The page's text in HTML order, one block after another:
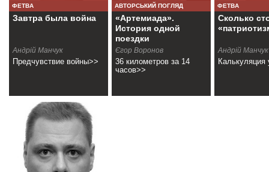
ФЕТВА
Завтра была война
Андрій Манчук
Предчувствие войны>>
АВТОРСЬКИЙ ПОГЛЯД
«Артемиада».
История одной
поездки
Єгор Воронов
36 километров за 14
часов>>
ФЕТВА
Сколько
Андрій Манчук